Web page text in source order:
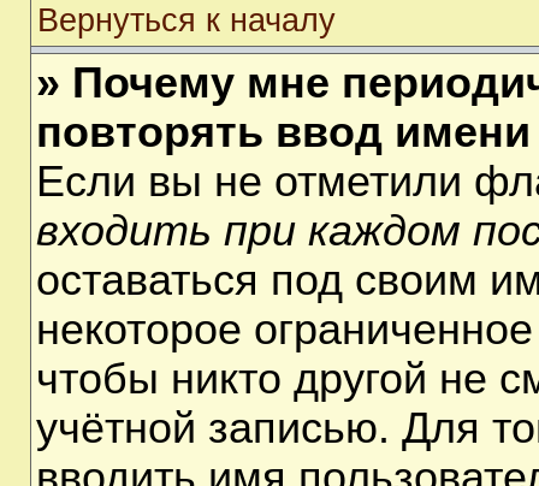
Вернуться к началу
» Почему мне
повторять ввод
Если вы не отметили
входить при каждом
оставаться под своим
некоторое
чтобы никто другой не
учётной записью. Для